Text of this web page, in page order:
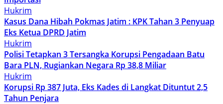
Hukrim
Kasus Dana Hibah Pokmas Jatim : KPK Tahan 3 Penyuap
Eks Ketua DPRD Jatim
Hukrim
Polisi Tetapkan 3 Tersangka Korupsi Pengadaan Batu
Bara PLN, Rugiankan Negara Rp 38,8 Miliar
Hukrim
Korupsi Rp 387 Juta, Eks Kades di Langkat Dituntut 2,5
Tahun Penjara